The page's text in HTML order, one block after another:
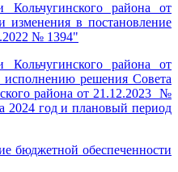
Кольчугинского района от
в постановление
№ 1394"
Кольчугинского района от
решения Совета
района от 21.12.2023 №
2024 год и плановый период
бюджетной обеспеченности